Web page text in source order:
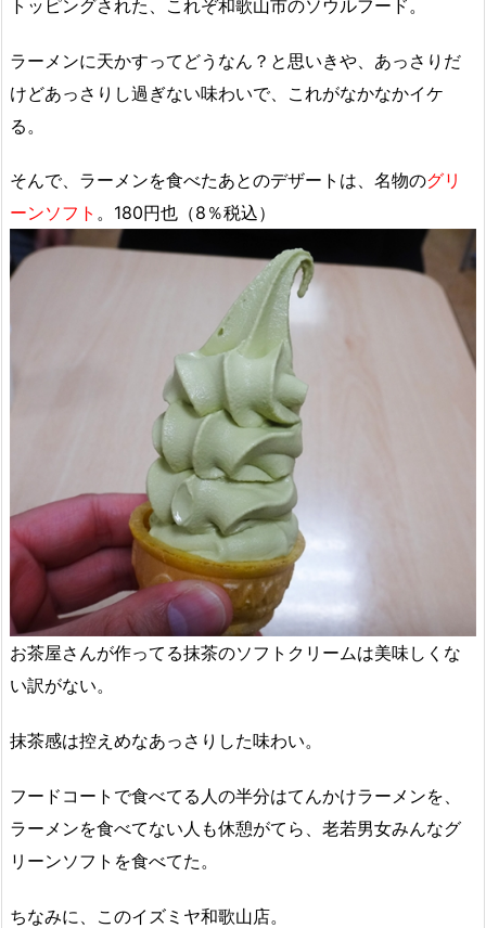
トッピングされた、これぞ和歌山市のソウルフード。
ラーメンに天かすってどうなん？と思いきや、あっさりだ
けどあっさりし過ぎない味わいで、これがなかなかイケ
る。
そんで、ラーメンを食べたあとのデザートは、名物のグリ
ーンソフト 。180円也（8％税込）
お茶屋さんが作ってる抹茶のソフトクリームは美味しくな
い訳がない。
抹茶感は控えめなあっさりした味わい。
フードコートで食べてる人の半分はてんかけラーメンを、
ラーメンを食べてない人も休憩がてら、老若男女みんなグ
リーンソフトを食べてた。
ちなみに、このイズミヤ和歌山店。